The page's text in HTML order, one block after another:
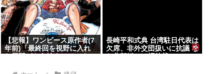
【悲報】ワンピース原作者(7
年前)「最終回を視野に入れ
た展開がもう始まっていま
長崎平和式典 台湾駐日代表は
欠席、非外交団扱いに抗議 な
お北朝鮮には招待状